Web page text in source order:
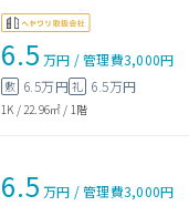
6.5 万円 /管理費3,000円
敷 6.5万円礼 6.5万円
1K /22.96㎡ / 1階
6.5 万円 /管理費3,000円